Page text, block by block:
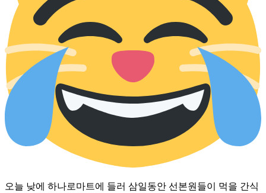
오늘 낮에 하나로마트에 들러 삼일동안 선본원들이 먹을 간식